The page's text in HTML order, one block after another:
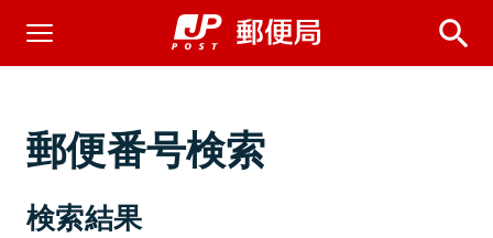
郵便番号検索
検索結果